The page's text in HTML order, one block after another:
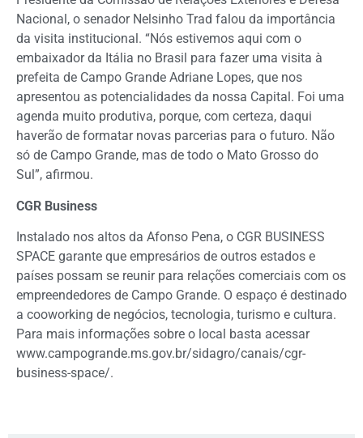
Nacional, o senador Nelsinho Trad falou da importância
da visita institucional. “Nós estivemos aqui com o
embaixador da Itália no Brasil para fazer uma visita à
prefeita de Campo Grande Adriane Lopes, que nos
apresentou as potencialidades da nossa Capital. Foi uma
agenda muito produtiva, porque, com certeza, daqui
haverão de formatar novas parcerias para o futuro. Não
só de Campo Grande, mas de todo o Mato Grosso do
Sul”, afirmou.
CGR Business
Instalado nos altos da Afonso Pena, o CGR BUSINESS
SPACE garante que empresários de outros estados e
países possam se reunir para relações comerciais com os
empreendedores de Campo Grande. O espaço é destinado
a cooworking de negócios, tecnologia, turismo e cultura.
Para mais informações sobre o local basta acessar
www.campogrande.ms.gov.br/sidagro/canais/cgr-
business-space/.